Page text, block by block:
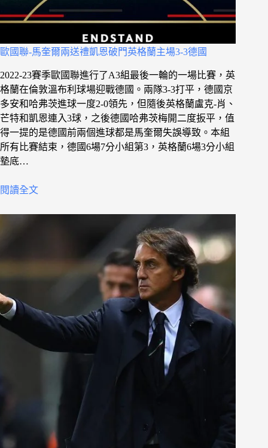
歐國聯-馬奎爾兩送禮凱恩破門英格蘭主場3-3德國
2022-23賽季歐國聯進行了A3組最後一輪的一場比賽，英
格蘭在倫敦溫布利球場迎戰德國。兩隊3-3打平，德國京
多安和哈弗茨進球一度2-0領先，但隨後英格蘭盧克-肖、
芒特和凱恩連入3球，之後德國哈弗茨梅開二度扳平，值
得一提的是德國前兩個進球都是馬奎爾失誤導致。本組
所有比賽結束，德國6場7分小組第3，英格蘭6場3分小組
墊底…
閱讀全文